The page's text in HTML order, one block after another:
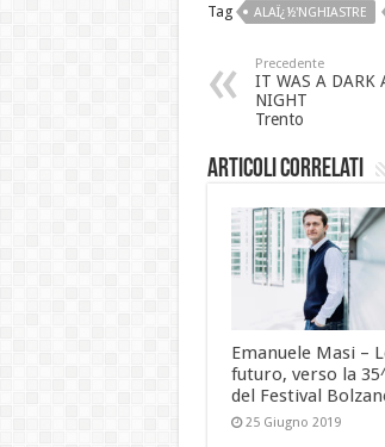
Tag ALAÏ¿½'NGHIASTRE
Precedente
IT WAS A DARK
NIGHT
Trento
Articoli correlati
Emanuele Masi –
futuro, verso la
del Festival
25 Giugno 2019